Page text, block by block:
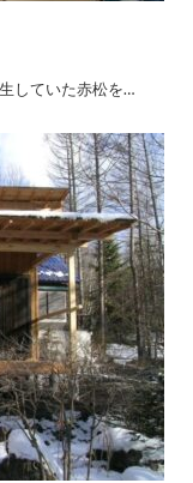
していた赤松を…